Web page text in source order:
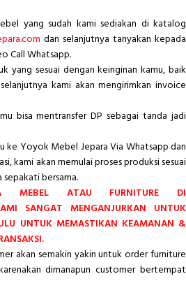
yang sudah kami sediakan di katalog
dan selanjutnya tanyakan kepada
Call Whatsapp.
yang sesuai dengan keinginan kamu, baik
kami akan mengirimkan invoice
bisa mentransfer DP sebagai tanda jadi
ke Yoyok Mebel Jepara Via Whatsapp dan
kami akan memulai proses produksi sesuai
bersama.
MEBEL ATAU FURNITURE DI
SANGAT MENGANJURKAN UNTUK
UNTUK MEMASTIKAN KEAMANAN &
akan semakin yakin untuk order furniture
dimanapun customer bertempat